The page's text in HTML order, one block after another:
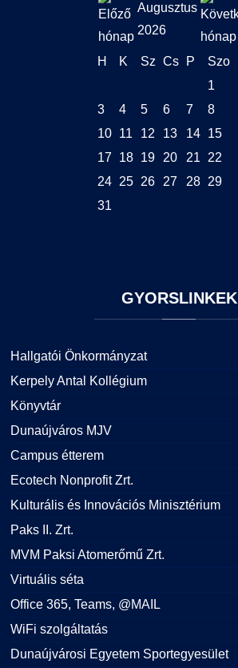
Augusztus
2026
H K Sz Cs P Szo
1
3
4 5 6 7 8
10
11 12 13 14 15
17
18 19 20 21 22
24
25 26 27 28 29
31
GYORSLINKEK
Hallgatói Önkormányzat
Kerpely Antal Kollégium
Könyvtár
Dunaújváros MJV
Campus étterem
Ecotech Nonprofit Zrt.
Kulturális és Innovációs Minisztérium
Paks II. Zrt.
MVM Paksi Atomerőmű Zrt.
Virtuális séta
Office 365, Teams, @MAIL
WiFi szolgáltatás
Dunaújvárosi Egyetem Sportegyesület